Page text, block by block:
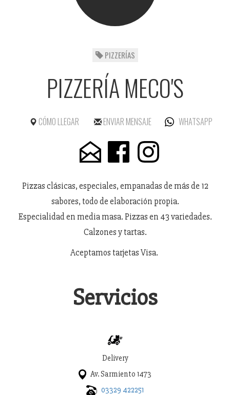
PIZZERÍAS
PIZZERÍA MECO'S
CÓMO LLEGAR ENVIAR MENSAJE WHATSAPP
Pizzas clásicas, especiales, empanadas de más de 12
sabores, todo de elaboración propia.
Especialidad en media masa. Pizzas en 43 variedades.
Calzones y tartas.
Aceptamos tarjetas Visa.
Servicios
Delivery
Av. Sarmiento 1473
03329 422251